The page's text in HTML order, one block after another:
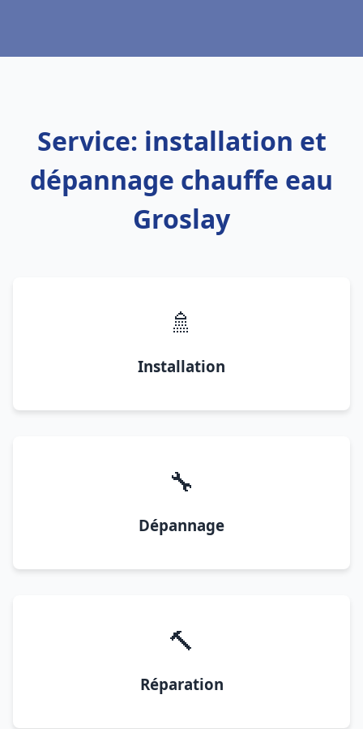
Service: installation et
dépannage chauffe eau
Groslay
🚿
Installation
🔧
Dépannage
🔨
Réparation